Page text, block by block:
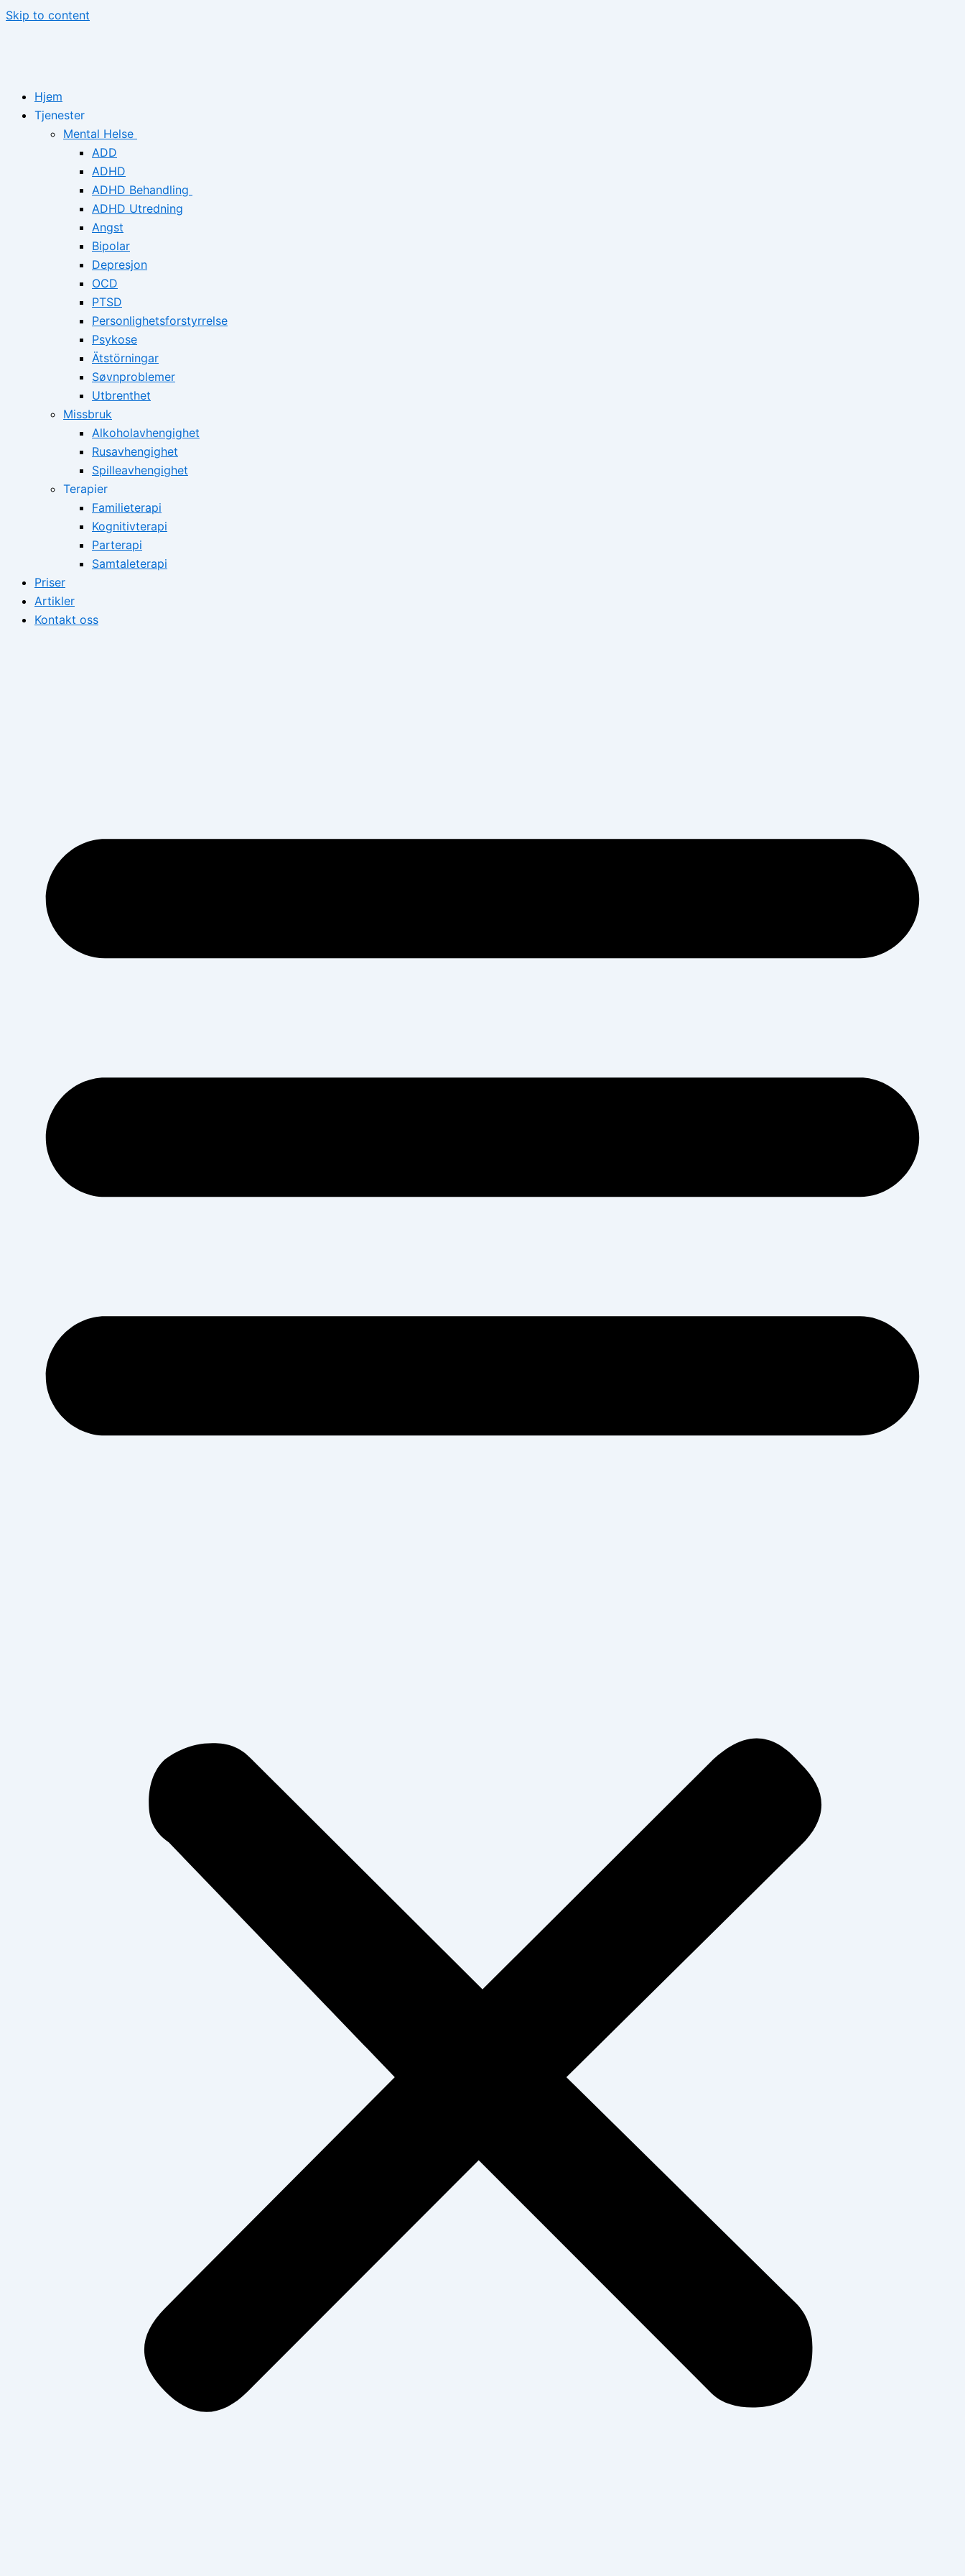
Skip to content
Hjem
Tjenester
Mental Helse
ADD
ADHD
ADHD Behandling
ADHD Utredning
Angst
Bipolar
Depresjon
OCD
PTSD
Personlighetsforstyrrelse
Psykose
Ätstörningar
Søvnproblemer
Utbrenthet
Missbruk
Alkoholavhengighet
Rusavhengighet
Spilleavhengighet
Terapier
Familieterapi
Kognitivterapi
Parterapi
Samtaleterapi
Priser
Artikler
Kontakt oss